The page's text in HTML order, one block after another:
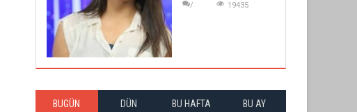
19435
BUGÜN DÜN BU HAFTA BU AY